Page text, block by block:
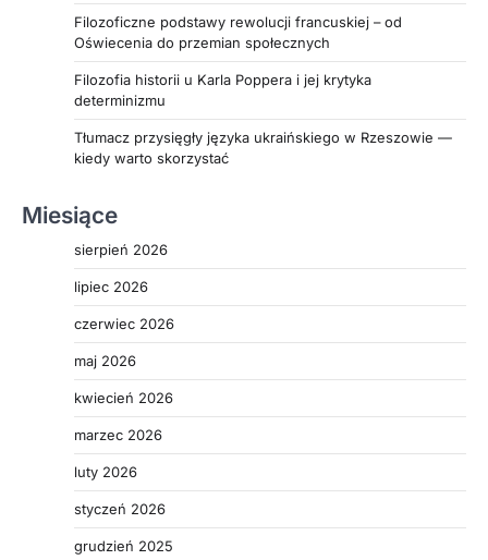
Filozoficzne podstawy rewolucji francuskiej – od
Oświecenia do przemian społecznych
Filozofia historii u Karla Poppera i jej krytyka
determinizmu
Tłumacz przysięgły języka ukraińskiego w Rzeszowie —
kiedy warto skorzystać
Miesiące
sierpień 2026
lipiec 2026
czerwiec 2026
maj 2026
kwiecień 2026
marzec 2026
luty 2026
styczeń 2026
grudzień 2025